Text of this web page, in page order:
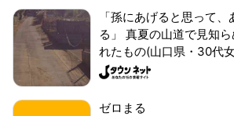
「孫にあげると思って
る」 真夏の山道で見知
れたもの(山口県・30代
ゼロまる